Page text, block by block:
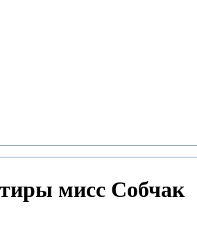
мисс Собчак